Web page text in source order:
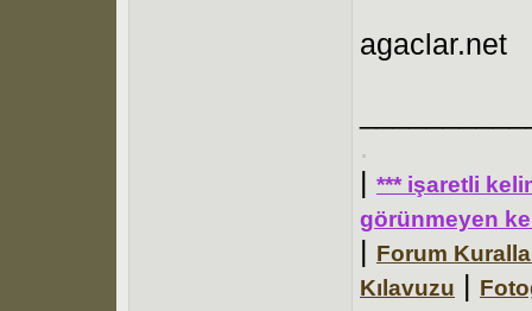
agaclar.net
.
| *** işaretli
görünmeyen
| Forum
Kılavuzu |